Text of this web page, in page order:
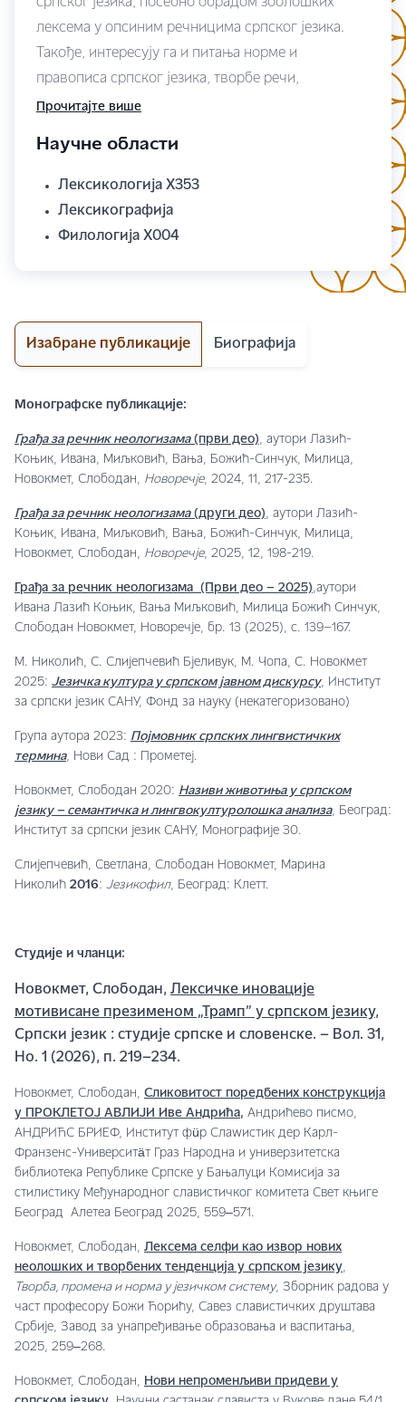
српског језика, посебно обрадом зоолошких
лексема у опсиним речницима српског језика.
Такође, интересују га и питања норме и
правописа српског језика, творбе речи,
неологије, дигиталне лексикографије и
интернета.
Прочитајте више
Научне области
Лексикологија Х353
Лексикографија
Филологија Х004
Изабране публикације Биографија
Монографске публикације:
Грађа за речник неологизама(први део), аутори Лазић-
Коњик, Ивана, Миљковић, Вања, Божић-Синчук, Милица,
Новокмет, Слободан, Новоречје, 2024, 11, 217-235.
Грађа за речник неологизама(други део), аутори Лазић-
Коњик, Ивана, Миљковић, Вања, Божић-Синчук, Милица,
Новокмет, Слободан, Новоречје, 2025, 12, 198-219.
Грађа за речник неологизама (Први део – 2025),аутори
Ивана Лазић Коњик, Вања Миљковић, Милица Божић Синчук,
Слободан Новокмет, Новоречје, бр. 13 (2025), с. 139–167.
М. Николић, С. Слијепчевић Бјеливук, М. Чопа, С. Новокмет
2025: Језичка култура у српском јавном дискурсу, Институт
за српски језик САНУ, Фонд за науку (некатегоризовано)
Група аутора 2023: Појмовник српских лингвистичких
термина, Нови Сад : Прометеј.
Новокмет, Слободан 2020: Називи животиња у српском
језику – семантичка и лингвокултуролошка анализа, Београд:
Институт за српски језик САНУ, Монографије 30.
Слијепчевић, Светлана, Слободан Новокмет, Марина
Николић 2016: Језикофил, Београд: Клетт.
Студије и чланци:
Новокмет, Слободан, Лексичке иновације
мотивисане презименом „Трамп” у српском језику,
Српски језик : студије српске и словенске. – Вол. 31,
Но. 1 (2026), п. 219–234.
Новокмет, Слободан, Сликовитост поредбених конструкција
у ПРОКЛЕТОЈ АВЛИЈИ Иве Андрића, Андрићево писмо,
АНДРИЋС БРИЕФ, Институт фüр Слаwистик дер Карл-
Франзенс-Университäт Граз Народна и универзитетска
библиотека Републике Српске у Бањалуци Комисија за
стилистику Међународног славистичког комитета Свет књиге
Београд Алетеа Београд 2025, 559‒571.
Новокмет, Слободан, Лексема селфи као извор нових
неолошких и творбених тенденција у српском језику,
Творба, промена и норма у језичком систему, Зборник радова у
част професору Божи Ћорићу, Савез славистичких друштава
Србије, Завод за унапређивање образовања и васпитања,
2025, 259‒268.
Новокмет, Слободан, Нови непроменљиви придеви у